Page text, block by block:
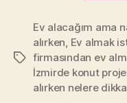
Tags
Ev alacağım ama
alırken Ev almak
firmasından ev
İzmirde konut
alırken nelere